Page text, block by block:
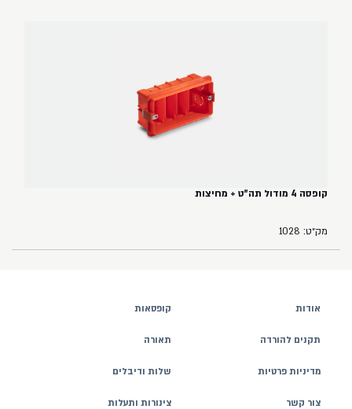
קופסה 4 מודול תה"ט + מחיצות
מק״ט: 1028
אודות
תקנים להורדה
מדיניות פרטיות
צור קשר
קופסאות
תאורה
שלות ודיבלים
צינורות ותעלות